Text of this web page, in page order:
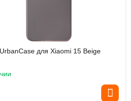
для Xiaomi 15 Beige